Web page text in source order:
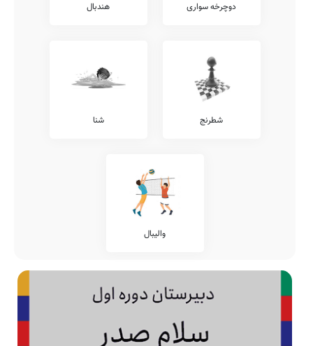
دوچرخه سواری هندبال
شطرنج شنا
والیبال